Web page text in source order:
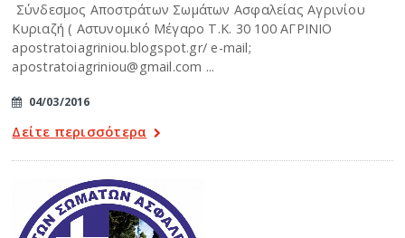
Σύνδεσμος Αποστράτων Σωμάτων Ασφαλείας Αγρινίου
Κυριαζή ( Αστυνομικό Μέγαρο Τ.Κ. 30 100 ΑΓΡΙΝΙΟ
apostratoiagriniou.blogspot.gr/ e-mail;
apostratoiagriniou@gmail.com ...
04/03/2016
Δείτε περισσότερα